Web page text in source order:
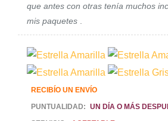
que antes con otras tenía muchos
mis paquetes
RECIBÍO UN ENVÍO
PUNTUALIDAD: UN DÍA O MÁS